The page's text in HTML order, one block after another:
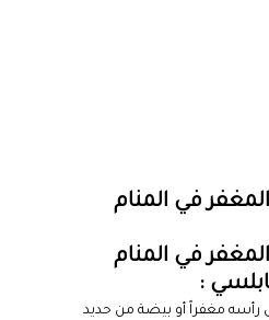
في المنام
في المنام
:
رأسه مغفراً أو بيضة من حديد